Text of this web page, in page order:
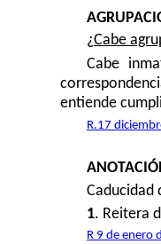
¿Cabe
Cabe
entiende
R.17
Caducidad
1. Reitera
R 9 de enero